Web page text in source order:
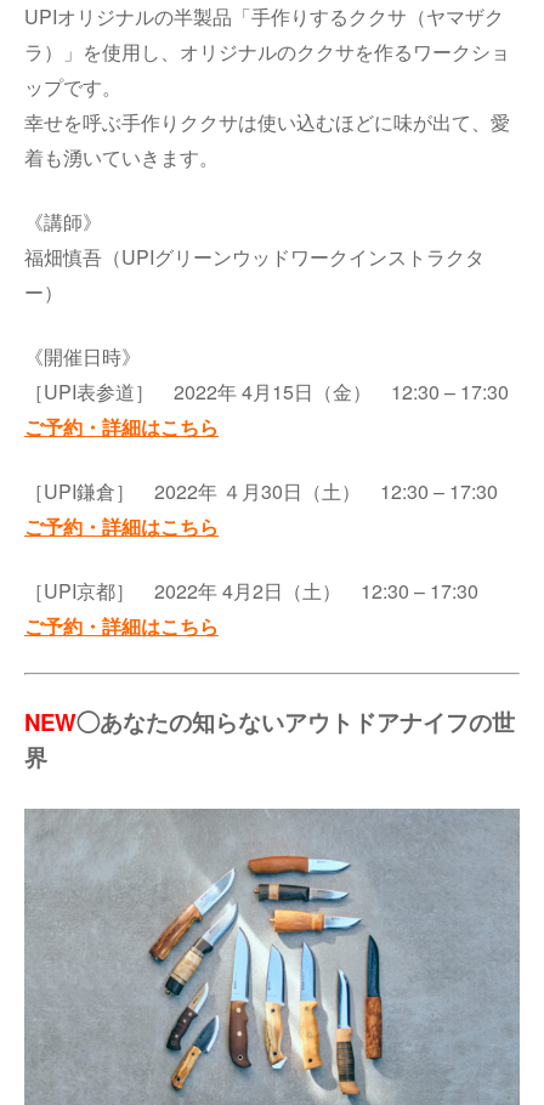
UPIオリジナルの半製品「手作りするククサ（ヤマザク
ラ）」を使用し、オリジナルのククサを作るワークショ
ップです。
幸せを呼ぶ手作りククサは使い込むほどに味が出て、愛
着も湧いていきます。
《講師》
福畑慎吾（UPIグリーンウッドワークインストラクタ
ー）
《開催日時》
［UPI表参道］ 2022年 4月15日（金） 12:30 – 17:30
ご予約・詳細はこちら
［UPI鎌倉］ 2022年 ４月30日（土） 12:30 – 17:30
ご予約・詳細はこちら
［UPI京都］ 2022年 4月2日（土） 12:30 – 17:30
ご予約・詳細はこちら
NEW◯あなたの知らないアウトドアナイフの世
界